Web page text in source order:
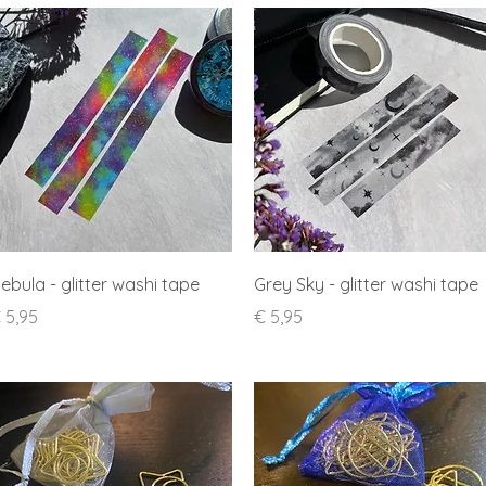
Snel overzicht
- glitter washi tape
Snel overzicht
Grey Sky - glitter washi tape
Prijs
€ 5,95